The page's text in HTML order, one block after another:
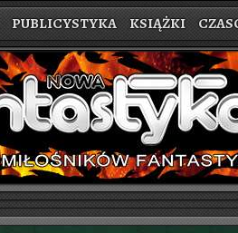
PUBLICYSTYKA KSIĄŻKI